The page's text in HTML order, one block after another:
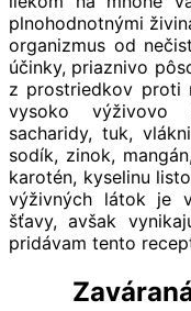
plnohodnotnými
organizmus od
účinky, priaznivo
z prostriedkov proti
vysoko výživovo
sacharidy, tuk,
sodík, zinok,
karotén, kyselinu
výživných látok je
šťavy, avšak
pridávam tento